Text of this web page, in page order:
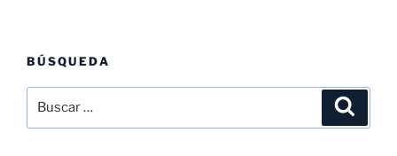
BÚSQUEDA
por: